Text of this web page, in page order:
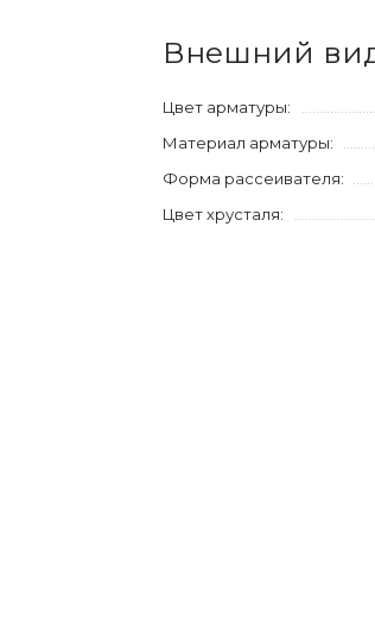
Внешний
Цвет арматуры:
Материал арматуры:
Форма рассеивателя:
Цвет хрусталя: